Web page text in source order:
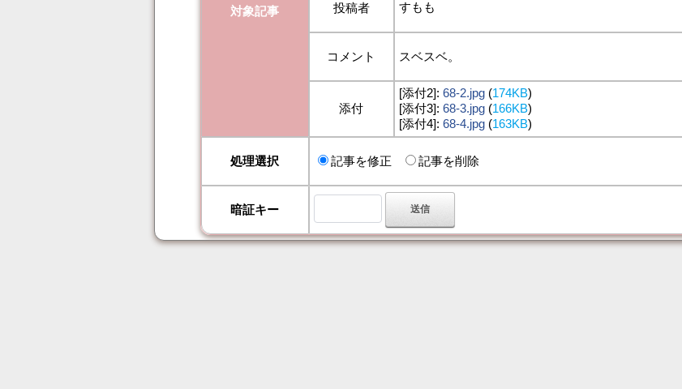
対象記事 投稿者 すもも
コメント スベスベ。
添付
[添付2]: 68-2.jpg(174KB)
[添付3]: 68-3.jpg(166KB)
[添付4]: 68-4.jpg(163KB)
処理選択 記事を修正 記事を削除
暗証キー